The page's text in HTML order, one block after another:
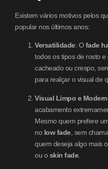
Existem vários motivos pelos
popular nos últimos anos:
Versatilidade: Ofade
todos os tipos de rosto
cacheado ou crespo,
para realçar o visual de
Visual Limpo e
acabamento
Mesmo quem prefere
no low fade, sem
quem deseja algo mais
ou oskin fade.